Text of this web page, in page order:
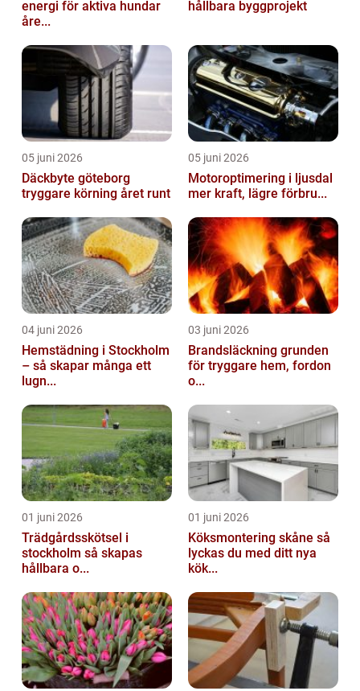
energi för aktiva hundar
åre...
hållbara byggprojekt
05 juni 2026
Däckbyte göteborg
tryggare körning året runt
05 juni 2026
Motoroptimering i ljusdal
mer kraft, lägre förbru...
04 juni 2026
Hemstädning i Stockholm
– så skapar många ett
lugn...
03 juni 2026
Brandsläckning grunden
för tryggare hem, fordon
o...
01 juni 2026
Trädgårdsskötsel i
stockholm så skapas
hållbara o...
01 juni 2026
Köksmontering skåne så
lyckas du med ditt nya
kök...